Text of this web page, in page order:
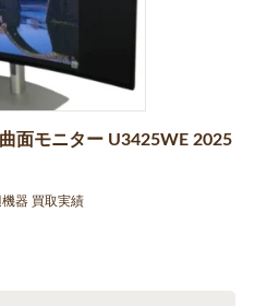
面モニター U3425WE 2025
機器 買取実績